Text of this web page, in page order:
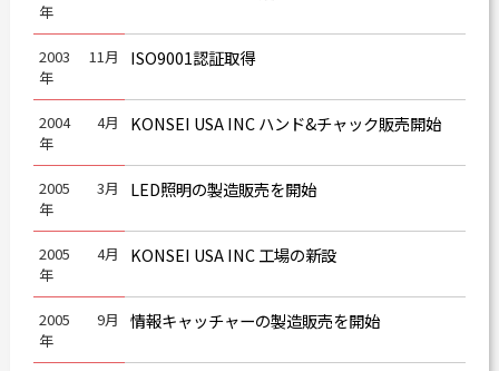
年
2003
年
11月 ISO9001認証取得
2004
年
4月 KONSEI USA INC ハンド&チャック販売開始
2005
年
3月 LED照明の製造販売を開始
2005
年
4月 KONSEI USA INC 工場の新設
2005
年
9月 情報キャッチャーの製造販売を開始